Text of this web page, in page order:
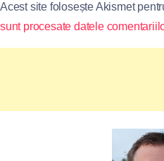
Acest site folosește Akismet
sunt procesate datele